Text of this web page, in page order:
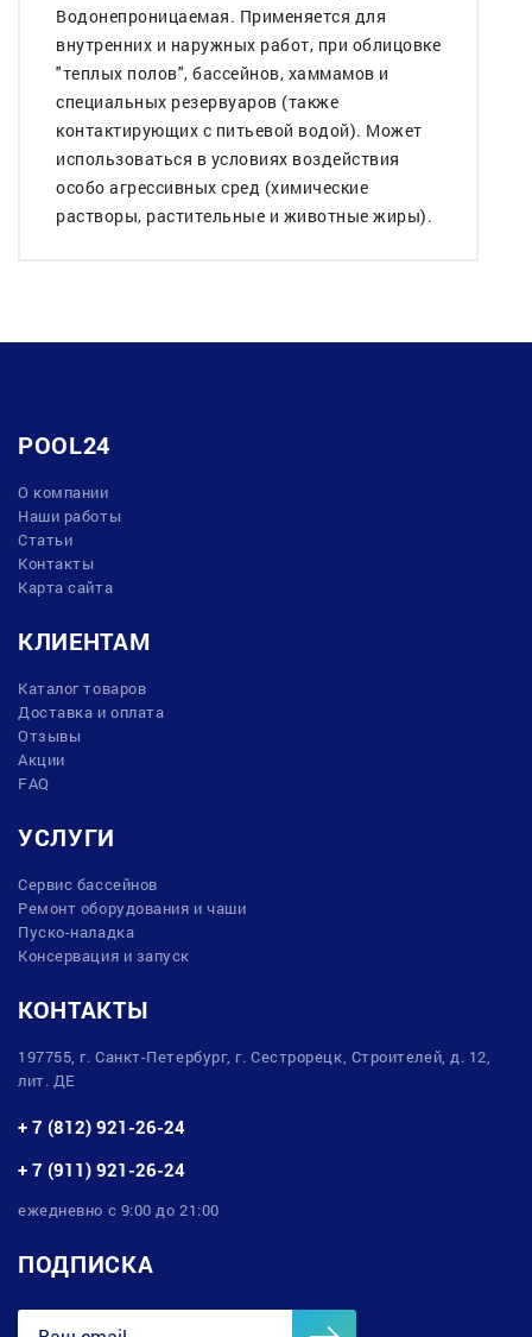
Водонепроницаемая. Применяется для
внутренних и наружных работ, при облицовке
"теплых полов", бассейнов, хаммамов и
специальных резервуаров (также
контактирующих с питьевой водой). Может
использоваться в условиях воздействия
особо агрессивных сред (химические
растворы, растительные и животные жиры).
POOL24
О компании
Наши работы
Статьи
Контакты
Карта сайта
КЛИЕНТАМ
Каталог товаров
Доставка и оплата
Отзывы
Акции
FAQ
УСЛУГИ
Сервис бассейнов
Ремонт оборудования и чаши
Пуско-наладка
Консервация и запуск
КОНТАКТЫ
197755, г. Санкт-Петербург, г. Сестрорецк, Строителей, д. 12,
лит. ДЕ
+ 7 (812) 921-26-24
+ 7 (911) 921-26-24
ежедневно с 9:00 до 21:00
ПОДПИСКА